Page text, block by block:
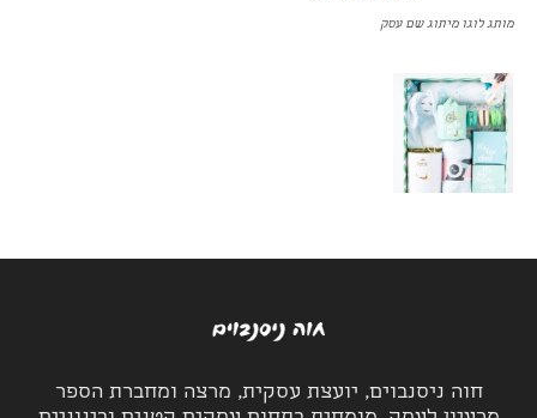
מותג לוגו מיתוג שם עסק
חוה ניסנבוים, יועצת עסקית, מרצה ומחברת הספר